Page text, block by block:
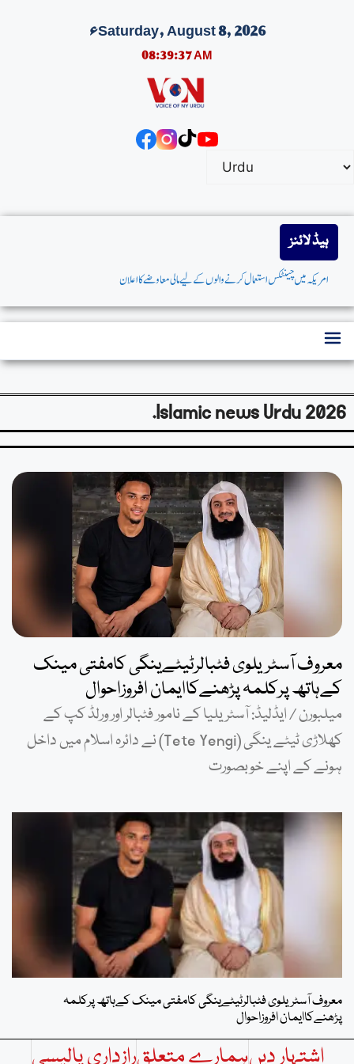
Saturday, August 8, 2026ء
08:39:38 AM
ہیڈ لائنز
امریکہ میں چینٹکس استعمال کرنے والوں کے لیے مالی معاوضے کا اعلان
Islamic news Urdu 2026.
معروف آسٹریلوی فٹبالرٹیٹےینگی کامفتی مینک
کےہاتھ پرکلمہ پڑھنےکاایمان افروزاحوال
میلبورن / ایڈلیڈ: آسٹریلیا کے نامور فٹبالر اور ورلڈ کپ کے
کھلاڑی ٹیٹے ینگی (Tete Yengi) نے دائرہ اسلام میں داخل
ہونے کے اپنے خوبصورت
معروف آسٹریلوی فٹبالرٹیٹےینگی کامفتی مینک کےہاتھ پرکلمہ
پڑھنےکاایمان افروزاحوال
اشتہار دیںہمارے متعلقرازداری پالیسی